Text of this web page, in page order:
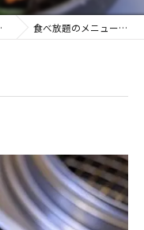
食べ放題のメニューには